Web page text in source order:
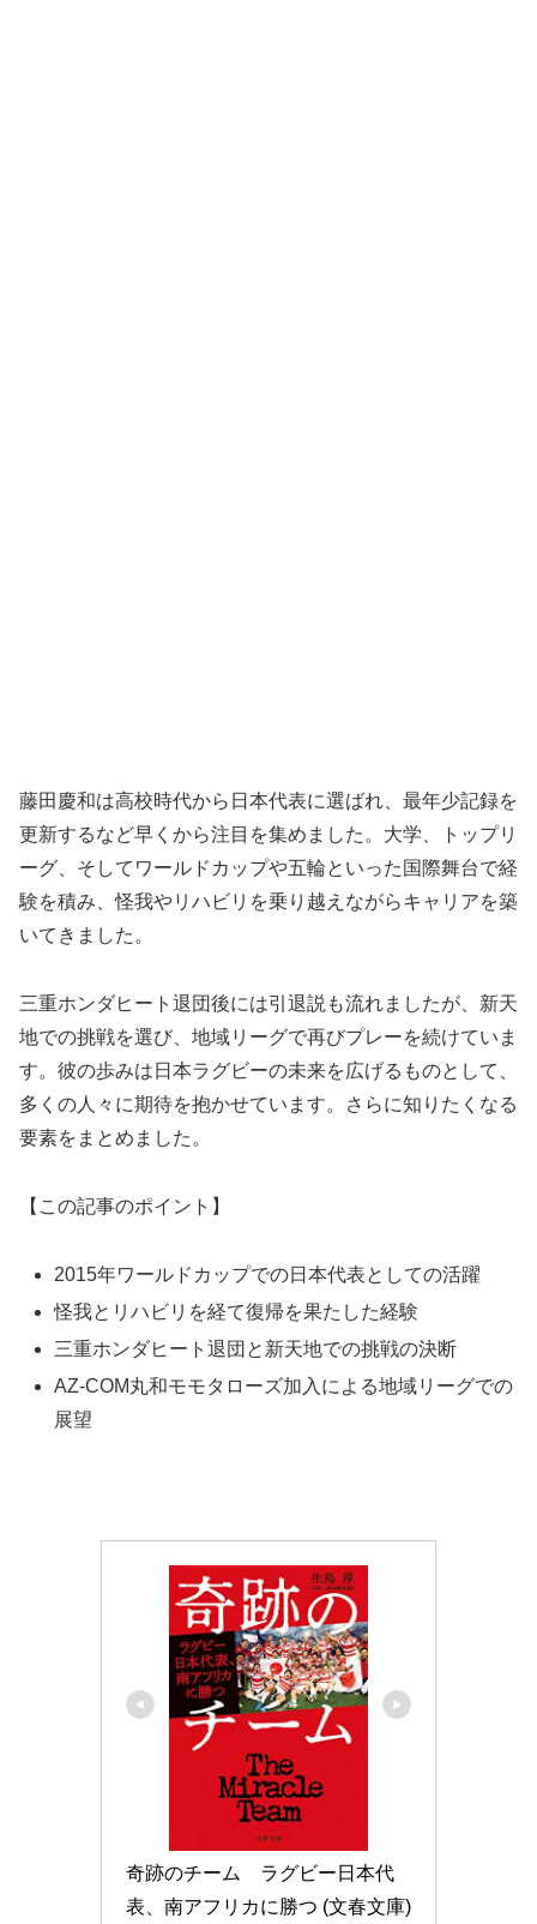
藤田慶和は高校時代から日本代表に選ばれ、最年少記録を
更新するなど早くから注目を集めました。大学、トップリ
ーグ、そしてワールドカップや五輪といった国際舞台で経
験を積み、怪我やリハビリを乗り越えながらキャリアを築
いてきました。
三重ホンダヒート退団後には引退説も流れましたが、新天
地での挑戦を選び、地域リーグで再びプレーを続けていま
す。彼の歩みは日本ラグビーの未来を広げるものとして、
多くの人々に期待を抱かせています。さらに知りたくなる
要素をまとめました。
【この記事のポイント】
2015年ワールドカップでの日本代表としての活躍
怪我とリハビリを経て復帰を果たした経験
三重ホンダヒート退団と新天地での挑戦の決断
AZ-COM丸和モモタローズ加入による地域リーグでの
展望
奇跡のチーム　ラグビー日本代
表、南アフリカに勝つ (文春文庫)